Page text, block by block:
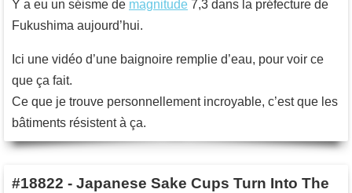
Y a eu un séisme de magnitude 7,3 dans la préfecture de
Fukushima aujourd’hui.
Ici une vidéo d’une baignoire remplie d’eau, pour voir ce
que ça fait.
Ce que je trouve personnellement incroyable, c’est que les
bâtiments résistent à ça.
#18822 - Japanese Sake Cups Turn Into The